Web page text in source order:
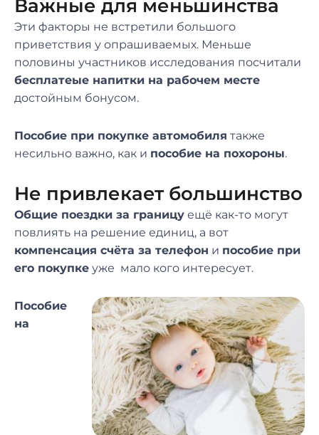
Важные для меньшинства
Эти факторы не встретили большого
приветствия у опрашиваемых. Меньше
половины участников исследования посчитали
бесплатеые напитки на рабочем месте
достойным бонусом.
Пособие при покупке автомобиля также
несильно важно, как и пособие на похороны.
Не привлекает большинство
Общие поездки за границу ещё как-то могут
повлиять на решение единиц, а вот
компенсация счёта за телефон и пособие при
его покупке уже мало кого интересует.
Пособие
на